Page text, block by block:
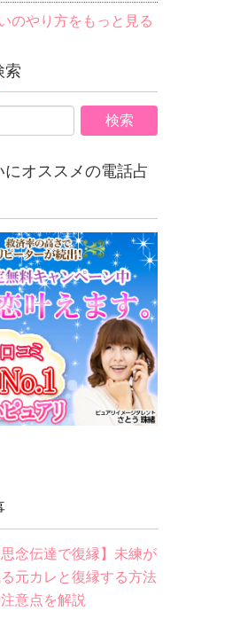
のやり方をもっと見る
索
にオススメの電話占
思念伝達で復縁】未練が
元カレと復縁する方法
意点を解説